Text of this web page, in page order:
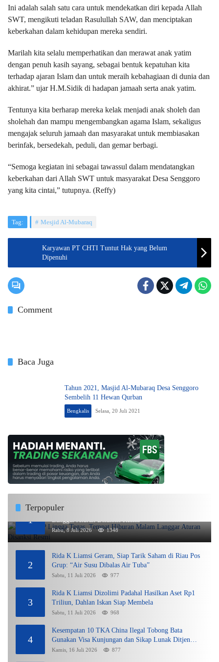
Ini adalah salah satu cara untuk mendekatkan diri kepada Allah
SWT, mengikuti teladan Rasulullah SAW, dan menciptakan
keberkahan dalam kehidupan mereka sendiri.
Marilah kita selalu memperhatikan dan merawat anak yatim
dengan penuh kasih sayang, sebagai bentuk kepatuhan kita
terhadap ajaran Islam dan untuk meraih kebahagiaan di dunia dan
akhirat.” ujar H.M.Sidik di hadapan jamaah serta anak yatim.
Tentunya kita berharap mereka kelak menjadi anak sholeh dan
sholehah dan mampu mengembangkan agama Islam, sekaligus
mengajak seluruh jamaah dan masyarakat untuk membiasakan
berinfak, bersedekah, peduli, dan gemar berbagi.
“Semoga kegiatan ini sebagai tawassul dalam mendatangkan
keberkahan dari Allah SWT untuk masyarakat Desa Senggoro
yang kita cintai,” tutupnya. (Reffy)
Tag: Mesjid Al-Mubaraq
Karyawan PT CHTI Tuntut Hak yang Belum
Dipenuhi
Comment
Baca Juga
Tahun 2021, Masjid Al-Mubaraq Desa Senggoro
Sembelih 11 Hewan Qurban
Bengkalis Selasa, 20 Juli 2021
Terpopuler
1
DPMPTSP Lingga Tegas, Tempat Hiburan Malam
Langgar Aturan Disanksi Resmi
Rabu, 8 Juli 2026 1348
2
Rida K Liamsi Geram, Siap Tarik Saham di Riau Pos
Grup: “Air Susu Dibalas Air Tuba”
Sabtu, 11 Juli 2026 977
3
Rida K Liamsi Dizolimi Padahal Hasilkan Aset Rp1
Triliun, Dahlan Iskan Siap Membela
Sabtu, 11 Juli 2026 968
4
Kesempatan 10 TKA China Ilegal Tobong Bata
Gunakan Visa Kunjungan dan Sikap Lunak Ditjen
Imigrasi Kepri?
Kamis, 16 Juli 2026 877